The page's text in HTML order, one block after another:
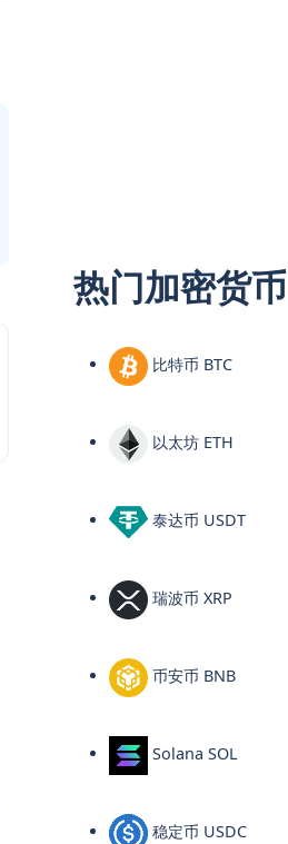
热门加密货币
比特币 BTC
以太坊 ETH
泰达币 USDT
瑞波币 XRP
币安币 BNB
Solana SOL
稳定币 USDC